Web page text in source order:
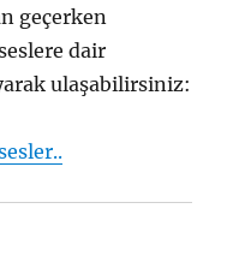
geçerken
dair
ulaşabilirsiniz: